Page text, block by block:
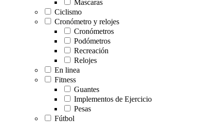
Mascaras
Ciclismo
Cronómetro y relojes
Cronómetros
Podómetros
Recreación
Relojes
En linea
Fitness
Guantes
Implementos de Ejercicio
Pesas
Fútbol